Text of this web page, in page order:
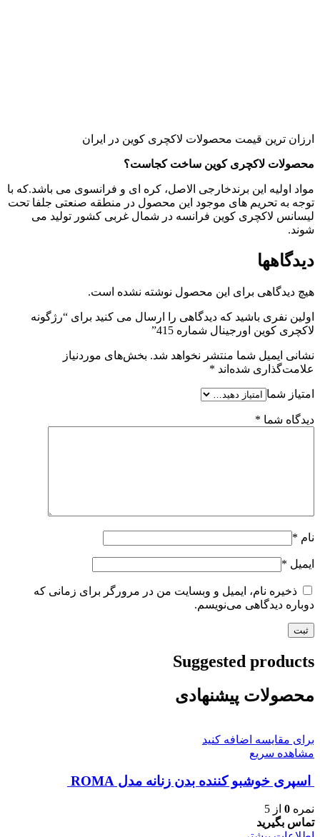
ارزان ترین قیمت محصولات لاکچری کوین در ایران
محصولات لاکچری کوین ساخت کجاست؟
مواد اولیه این برندخارجی الاصل، کره ای و فرانسوی می باشد.که با
توجه به تحریم های موجود این محصول در منطقه صنعتی جلفا تحت
لیسانس لاکچری کوین فرانسه در شمال غربی کشور تولید می
شوند.
دیدگاهها
هیچ دیدگاهی برای این محصول نوشته نشده است.
اولین نفری باشید که دیدگاهی را ارسال می کنید برای “رژگونه
لاکچری کوین اورجینال شماره 415”
نشانی ایمیل شما منتشر نخواهد شد. بخش‌های موردنیاز
علامت‌گذاری شده‌اند *
امتیاز شما
دیدگاه شما *
نام *
ایمیل *
ذخیره نام، ایمیل و وبسایت من در مرورگر برای زمانی که
دوباره دیدگاهی می‌نویسم.
Suggested products
محصولات پیشنهادی
برای مقایسه اضافه کنید
مشاهده سریع
اسپری خوشبو کننده بدن زنانه مدل ROMA
نمره 0 از 5
تماس بگیرید